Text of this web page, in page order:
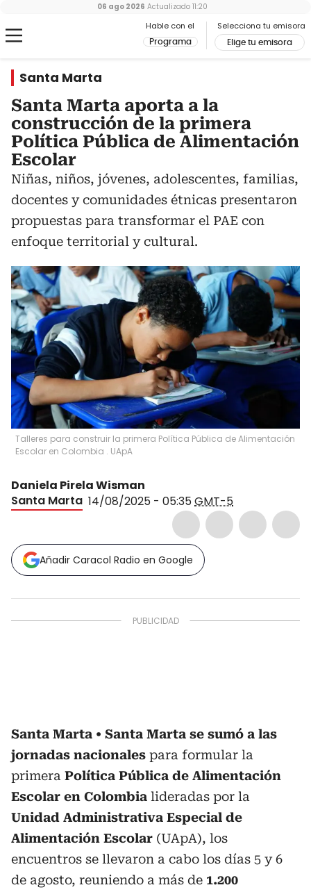
Hable con el
Programa
Selecciona tu emisora
Elige tu emisora
06 ago 2026 Actualizado 11:20
Santa Marta
Santa Marta aporta a la
construcción de la primera
Política Pública de Alimentación
Escolar
Niñas, niños, jóvenes, adolescentes, familias,
docentes y comunidades étnicas presentaron
propuestas para transformar el PAE con
enfoque territorial y cultural.
Talleres para construir la primera Política Pública de Alimentación
Escolar en Colombia . UApA
Daniela Pirela Wisman
Santa Marta 14/08/2025 - 05:35GMT-5
Añadir Caracol Radio en Google
Santa Marta
Santa Marta se sumó a las
jornadas nacionales para formular la
primera Política Pública de Alimentación
Escolar en Colombia lideradas por la
Unidad Administrativa Especial de
Alimentación Escolar (UApA), los
encuentros se llevaron a cabo los días 5 y 6
de agosto, reuniendo a más de 1.200